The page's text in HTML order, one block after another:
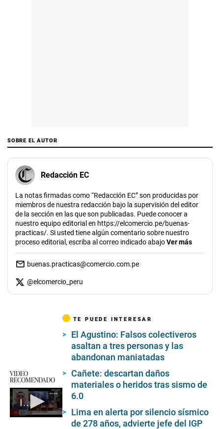
SOBRE EL AUTOR
Redacción EC
La notas firmadas como “Redacción EC” son producidas por
miembros de nuestra redacción bajo la supervisión del editor
de la sección en las que son publicadas. Puede conocer a
nuestro equipo editorial en https://elcomercio.pe/buenas-
practicas/. Si usted tiene algún comentario sobre nuestro
proceso editorial, escriba al correo indicado abajoVer más
buenas.practicas@comercio.com.pe
@elcomercio_peru
VIDEO
RECOMENDADO
Ica: Asesinato de trabajadores de construcción civil
TE PUEDE INTERESAR
El Agustino: Falsos colectiveros
asaltan a tres personas y las
abandonan maniatadas
Cañete: descartan daños
materiales o heridos tras sismo de
6.0
Lima en alerta por silencio sísmico
de 278 años, advierte jefe del IGP